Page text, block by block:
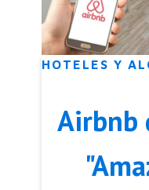
HOTELES Y
Airbnb